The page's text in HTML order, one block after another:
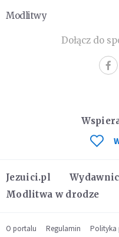
Modlitwy
Dołącz do
Jezuici.pl
Modlitwa w drodze
O portalu Regulamin Polityka